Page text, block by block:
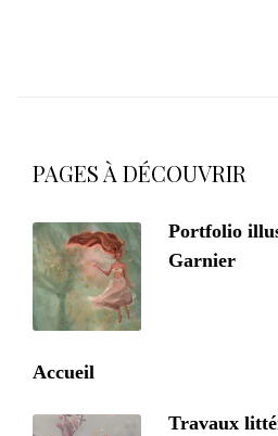
PAGES À DÉCOUVRIR
Portfolio
Garnier
Accueil
Travaux